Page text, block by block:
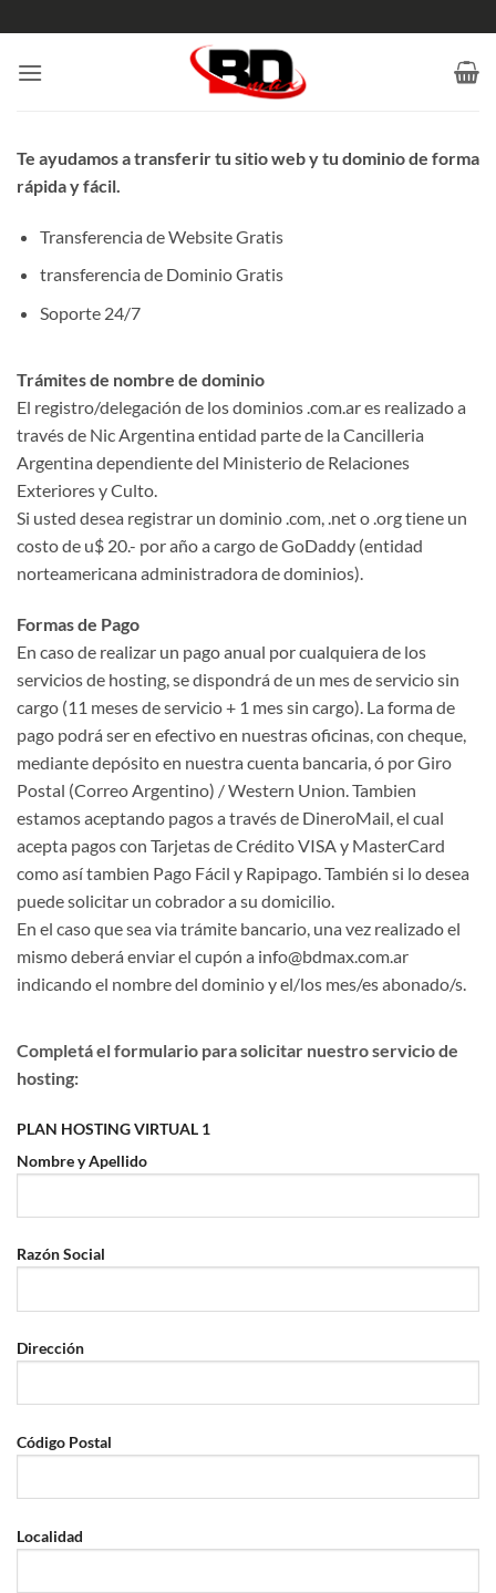
al
contenido
Te ayudamos a transferir tu sitio web y tu dominio de forma
rápida y fácil.
Transferencia de Website Gratis
transferencia de Dominio Gratis
Soporte 24/7
Trámites de nombre de dominio
El registro/delegación de los dominios .com.ar es realizado a
través de Nic Argentina entidad parte de la Cancilleria
Argentina dependiente del Ministerio de Relaciones
Exteriores y Culto.
Si usted desea registrar un dominio .com, .net o .org tiene un
costo de u$ 20.- por año a cargo de GoDaddy (entidad
norteamericana administradora de dominios).
Formas de Pago
En caso de realizar un pago anual por cualquiera de los
servicios de hosting, se dispondrá de un mes de servicio sin
cargo (11 meses de servicio + 1 mes sin cargo). La forma de
pago podrá ser en efectivo en nuestras oficinas, con cheque,
mediante depósito en nuestra cuenta bancaria, ó por Giro
Postal (Correo Argentino) / Western Union. Tambien
estamos aceptando pagos a través de DineroMail, el cual
acepta pagos con Tarjetas de Crédito VISA y MasterCard
como así tambien Pago Fácil y Rapipago. También si lo desea
puede solicitar un cobrador a su domicilio.
En el caso que sea via trámite bancario, una vez realizado el
mismo deberá enviar el cupón a info@bdmax.com.ar
indicando el nombre del dominio y el/los mes/es abonado/s.
Completá el formulario para solicitar nuestro servicio de
hosting:
PLAN HOSTING VIRTUAL 1
Nombre y Apellido
Razón Social
Dirección
Código Postal
Localidad